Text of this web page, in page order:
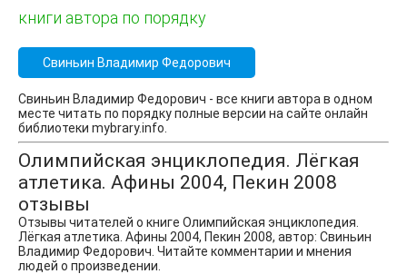
книги автора по порядку
Свиньин Владимир Федорович
Свиньин Владимир Федорович - все книги автора в одном
месте читать по порядку полные версии на сайте онлайн
библиотеки mybrary.info.
Олимпийская энциклопедия. Лёгкая
атлетика. Афины 2004, Пекин 2008
отзывы
Отзывы читателей о книге Олимпийская энциклопедия.
Лёгкая атлетика. Афины 2004, Пекин 2008, автор: Свиньин
Владимир Федорович. Читайте комментарии и мнения
людей о произведении.